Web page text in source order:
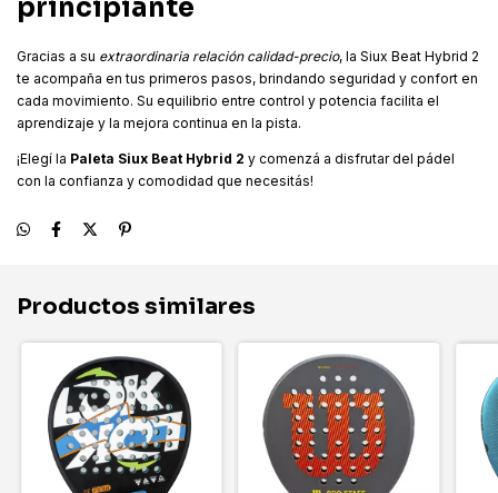
principiante
Gracias a su extraordinaria relación calidad-precio, la Siux Beat Hybrid 2
te acompaña en tus primeros pasos, brindando seguridad y confort en
cada movimiento. Su equilibrio entre control y potencia facilita el
aprendizaje y la mejora continua en la pista.
¡Elegí la Paleta Siux Beat Hybrid 2 y comenzá a disfrutar del pádel
con la confianza y comodidad que necesitás!
Productos similares